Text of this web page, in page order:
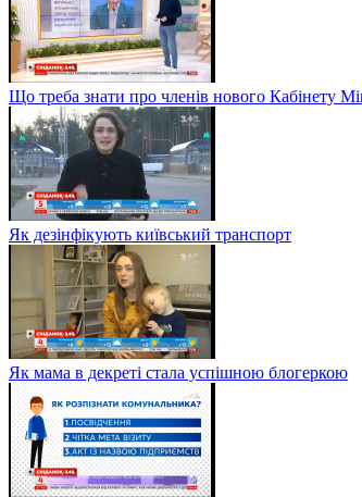
Що треба знати про членів нового Кабінету
Як дезінфікують київський транспорт
Як мама в декреті стала успішною блогеркою